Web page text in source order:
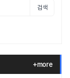
검색
+more